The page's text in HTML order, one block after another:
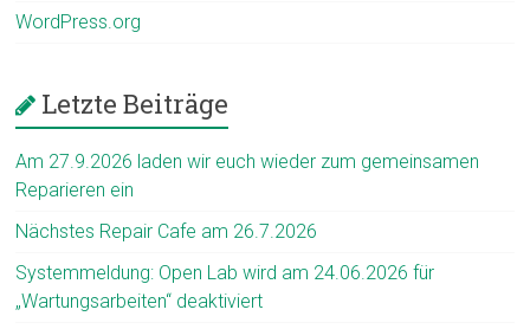
WordPress.org
Letzte Beiträge
Am 27.9.2026 laden wir euch wieder zum gemeinsamen
Reparieren ein
Nächstes Repair Cafe am 26.7.2026
Systemmeldung: Open Lab wird am 24.06.2026 für
„Wartungsarbeiten“ deaktiviert